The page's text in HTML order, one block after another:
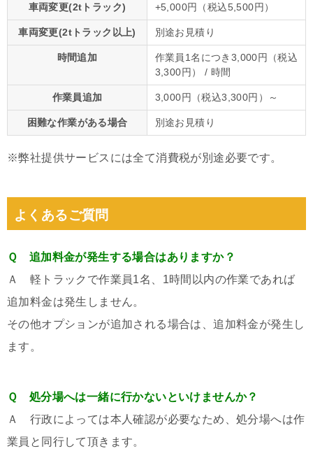
車両変更(2tトラック) +5,000円（税込5,500円）
車両変更(2tトラック以上) 別途お見積り
時間追加
作業員1名につき3,000円（税込
3,300円） / 時間
作業員追加 3,000円（税込3,300円）～
困難な作業がある場合 別途お見積り
※弊社提供サービスには全て消費税が別途必要です。
よくあるご質問
Ｑ 追加料金が発生する場合はありますか？
Ａ 軽トラックで作業員1名、1時間以内の作業であれば
追加料金は発生しません。
その他オプションが追加される場合は、追加料金が発生し
ます。
Ｑ 処分場へは一緒に行かないといけませんか？
Ａ 行政によっては本人確認が必要なため、処分場へは作
業員と同行して頂きます。